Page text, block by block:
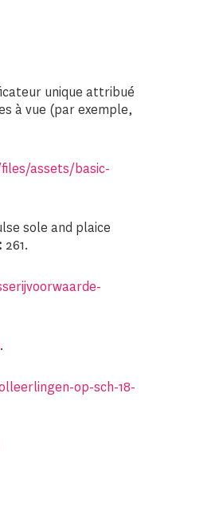
unique attribué
à vue (par exemple,
assets/basic-
sole and plaice
: 261.
.
op-sch-18-